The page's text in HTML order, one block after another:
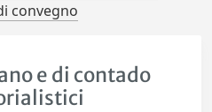
convegno
e di contado